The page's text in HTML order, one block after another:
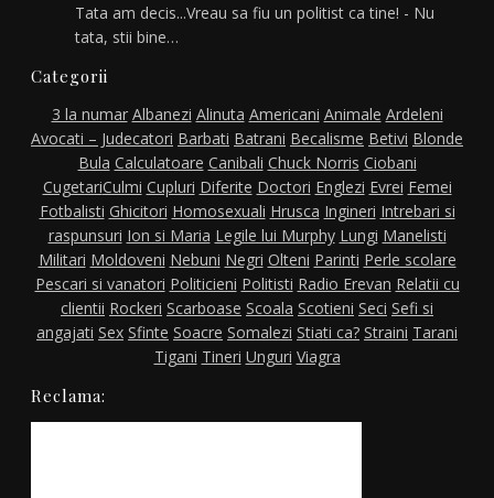
Tata am decis...Vreau sa fiu un politist ca tine! - Nu
tata, stii bine…
Categorii
3 la numar Albanezi Alinuta Americani Animale Ardeleni
Avocati – Judecatori Barbati Batrani Becalisme Betivi Blonde
Bula Calculatoare Canibali Chuck Norris Ciobani
CugetariCulmi Cupluri Diferite Doctori Englezi Evrei Femei
Fotbalisti Ghicitori Homosexuali Hrusca Ingineri Intrebari si
raspunsuri Ion si Maria Legile lui Murphy Lungi Manelisti
Militari Moldoveni Nebuni Negri Olteni Parinti Perle scolare
Pescari si vanatori Politicieni Politisti Radio Erevan Relatii cu
clientii Rockeri Scarboase Scoala Scotieni Seci Sefi si
angajati Sex Sfinte Soacre Somalezi Stiati ca? Straini Tarani
Tigani Tineri Unguri Viagra
Reclama: